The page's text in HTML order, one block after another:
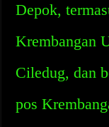
Depok,
Krembangan
Ciledug, dan
pos